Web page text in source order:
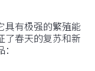
具有极强的繁殖能
了春天的复苏和新